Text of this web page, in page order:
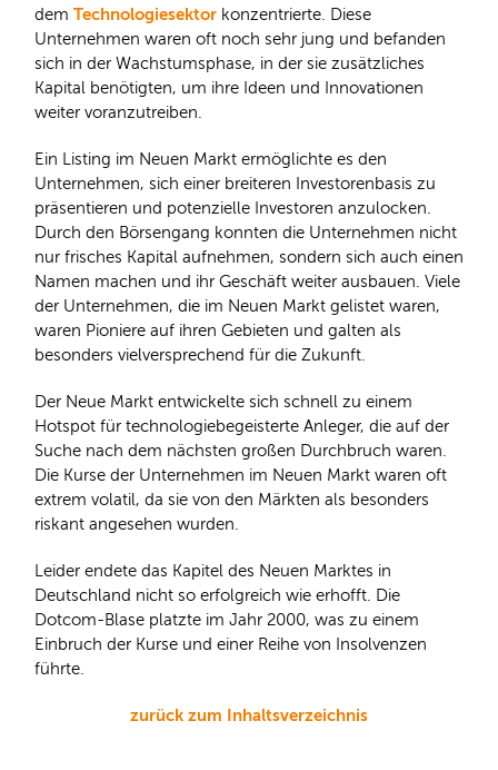
dem Technologiesektor konzentrierte. Diese
Unternehmen waren oft noch sehr jung und befanden
sich in der Wachstumsphase, in der sie zusätzliches
Kapital benötigten, um ihre Ideen und Innovationen
weiter voranzutreiben.
Ein Listing im Neuen Markt ermöglichte es den
Unternehmen, sich einer breiteren Investorenbasis zu
präsentieren und potenzielle Investoren anzulocken.
Durch den Börsengang konnten die Unternehmen nicht
nur frisches Kapital aufnehmen, sondern sich auch einen
Namen machen und ihr Geschäft weiter ausbauen. Viele
der Unternehmen, die im Neuen Markt gelistet waren,
waren Pioniere auf ihren Gebieten und galten als
besonders vielversprechend für die Zukunft.
Der Neue Markt entwickelte sich schnell zu einem
Hotspot für technologiebegeisterte Anleger, die auf der
Suche nach dem nächsten großen Durchbruch waren.
Die Kurse der Unternehmen im Neuen Markt waren oft
extrem volatil, da sie von den Märkten als besonders
riskant angesehen wurden.
Leider endete das Kapitel des Neuen Marktes in
Deutschland nicht so erfolgreich wie erhofft. Die
Dotcom-Blase platzte im Jahr 2000, was zu einem
Einbruch der Kurse und einer Reihe von Insolvenzen
führte.
zurück zum Inhaltsverzeichnis